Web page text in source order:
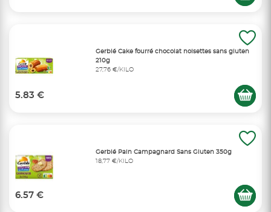
Gerblé Cake fourré chocolat noisettes sans gluten
210g
27,76 €/KILO
5.83 €
Gerblé Pain Campagnard Sans Gluten 350g
18,77 €/KILO
6.57 €